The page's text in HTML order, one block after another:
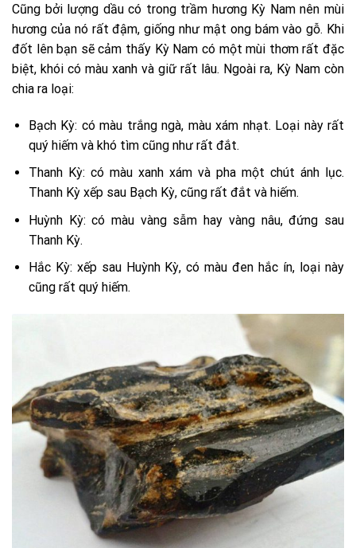
Cũng bởi lượng dầu có trong trầm hương Kỳ Nam nên mùi
hương của nó rất đậm, giống như mật ong bám vào gỗ. Khi
đốt lên bạn sẽ cảm thấy Kỳ Nam có một mùi thơm rất đặc
biệt, khói có màu xanh và giữ rất lâu. Ngoài ra, Kỳ Nam còn
chia ra loại:
Bạch Kỳ: có màu trắng ngà, màu xám nhạt. Loại này rất
quý hiếm và khó tìm cũng như rất đắt.
Thanh Kỳ: có màu xanh xám và pha một chút ánh lục.
Thanh Kỳ xếp sau Bạch Kỳ, cũng rất đắt và hiếm.
Huỳnh Kỳ: có màu vàng sẫm hay vàng nâu, đứng sau
Thanh Kỳ.
Hắc Kỳ: xếp sau Huỳnh Kỳ, có màu đen hắc ín, loại này
cũng rất quý hiếm.